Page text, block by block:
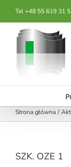
zawartości
Tel +48 55 619 31
Strona główna
SZK. OZE 1